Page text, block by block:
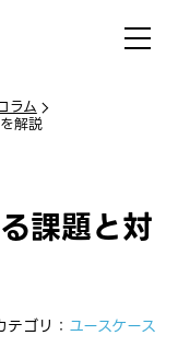
ラム
解説
課題と対
テゴリ： ユースケース